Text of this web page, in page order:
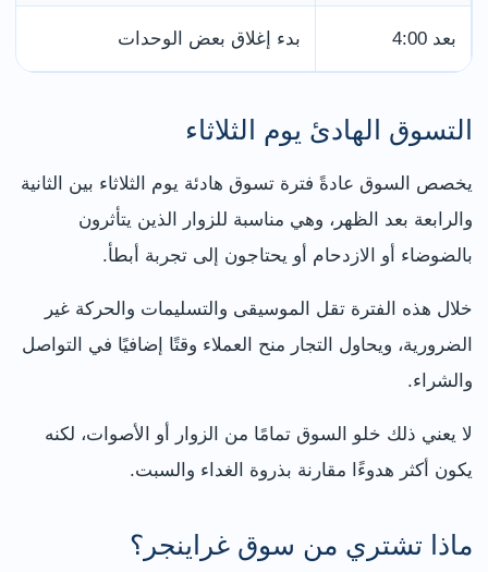
بعد 4:00 بدء إغلاق بعض الوحدات
التسوق الهادئ يوم الثلاثاء
يخصص السوق عادةً فترة تسوق هادئة يوم الثلاثاء بين الثانية
والرابعة بعد الظهر، وهي مناسبة للزوار الذين يتأثرون
بالضوضاء أو الازدحام أو يحتاجون إلى تجربة أبطأ.
خلال هذه الفترة تقل الموسيقى والتسليمات والحركة غير
الضرورية، ويحاول التجار منح العملاء وقتًا إضافيًا في التواصل
والشراء.
لا يعني ذلك خلو السوق تمامًا من الزوار أو الأصوات، لكنه
يكون أكثر هدوءًا مقارنة بذروة الغداء والسبت.
ماذا تشتري من سوق غراينجر؟